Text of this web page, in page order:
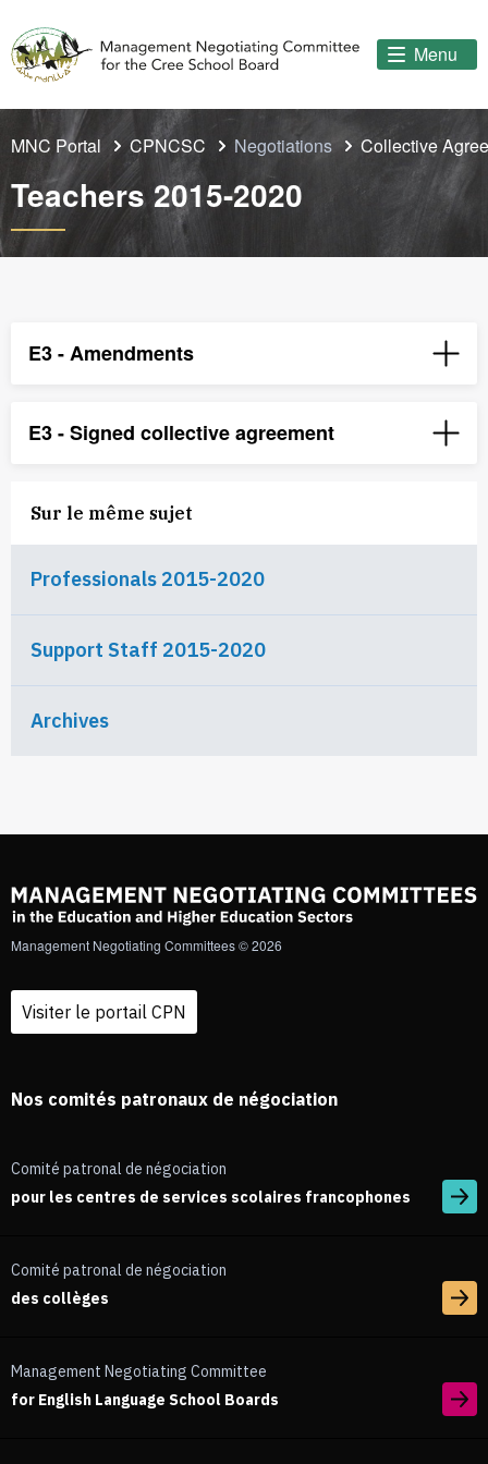
Menu
MNC Portal CPNCSC Negotiations Collective
Teachers 2015-2020
E3 - Amendments
E3 - Signed collective agreement
Sur le même sujet
Professionals 2015-2020
Support Staff 2015-2020
Archives
Management Negotiating Committees © 2026
Visiter le portail CPN
Nos comités patronaux de négociation
Comité patronal de négociation
pour les centres de services scolaires francophones
Comité patronal de négociation
des collèges
Management Negotiating Committee
for English Language School Boards